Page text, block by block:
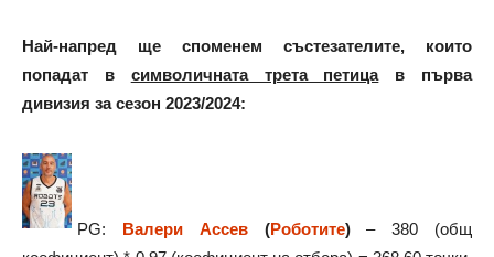
Най-напред ще споменем състезателите, които
попадат в символичната трета петицав първа
дивизия за сезон 2023/2024:
PG: Валери Ассев(Роботите)– 380 (общ